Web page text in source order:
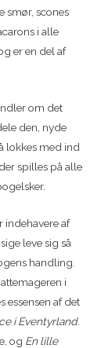
smør, scones
i alle
er en del af
om det
den, nyde
lokkes med ind
spilles på alle
indehavere af
leve sig så
handling.
i
essensen af det
i Eventyrland.
og En lille